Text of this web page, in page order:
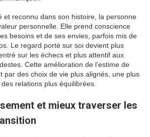
et reconnu dans son histoire, la personne
personnelle. Elle prend conscience
besoins et de ses envies, parfois mis de
Le regard porté sur soi devient plus
sur les échecs et plus attentif aux
Cette amélioration de l’estime de
par des choix de vie plus alignés, une plus
relations plus équilibrées.
et mieux traverser les